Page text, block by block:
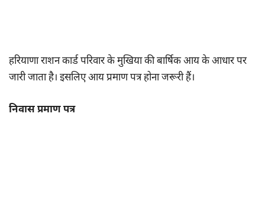
हरियाणा राशन कार्ड परिवार के मुखिया की बार्षिक आय के आधार पर
जारी जाता है। इसलिए आय प्रमाण पत्र होना जरूरी हैं।
निवास प्रमाण पत्र